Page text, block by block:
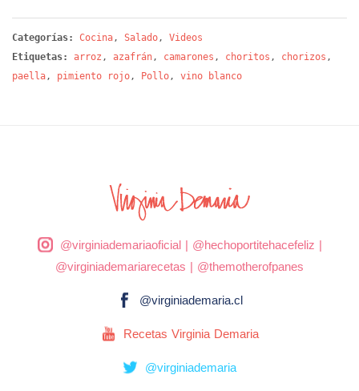
Categorías: Cocina , Salado , Videos
Etiquetas:
arroz , azafrán , camarones , choritos , chorizos ,
paella , pimiento rojo , Pollo , vino blanco
@virginiademariaoficial| @hechoportitehacefeliz |
@virginiademariarecetas | @themotherofpanes
@virginiademaria.cl
Recetas Virginia Demaria
@virginiademaria